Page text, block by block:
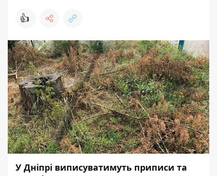
👍
У Дніпрі виписуватимуть приписи та